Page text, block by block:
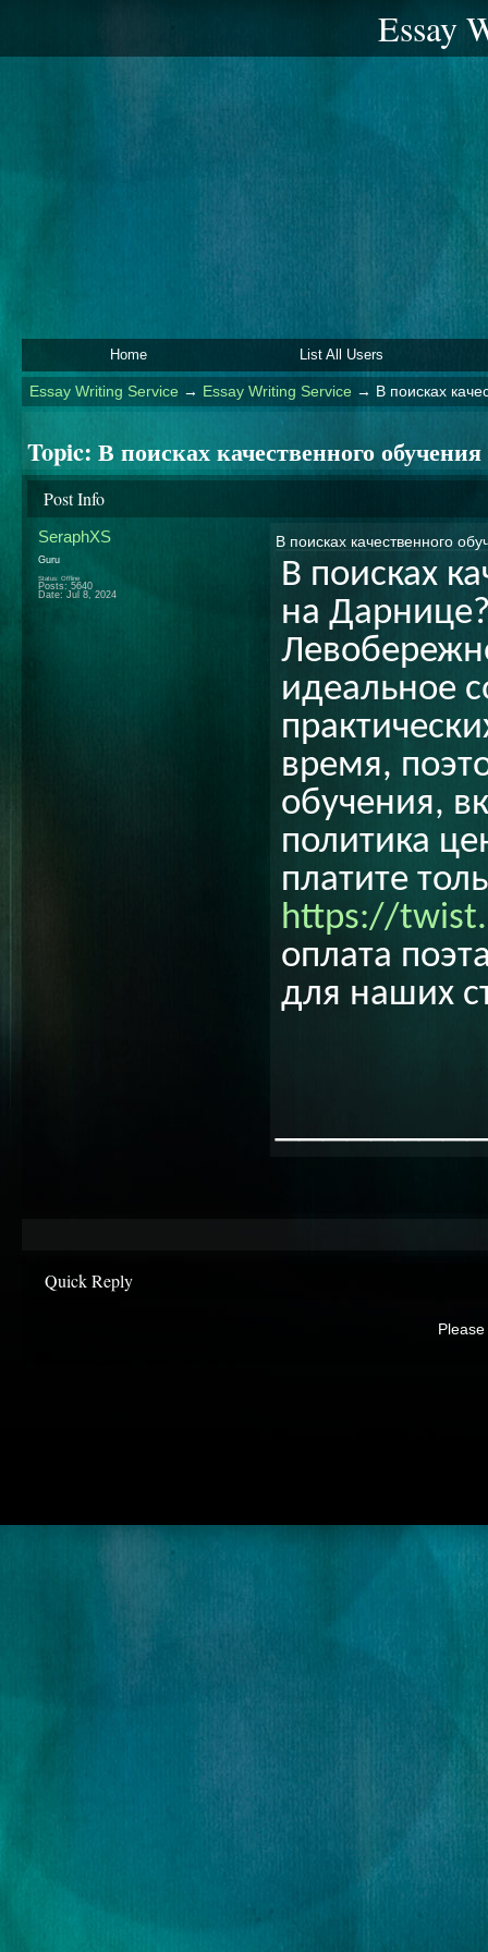
Essay
Home List All Users
Essay Writing Service → Essay Writing Service → В поисках
Topic: В поисках качественного обучения
Post Info
SeraphXS
Guru
Status: Offline
Posts: 5640
Date: Jul 8, 2024
В поисках качественного
В поисках
на
идеальное
время,
обучения,
политика
платите
https://
оплата
для наших
Quick Reply